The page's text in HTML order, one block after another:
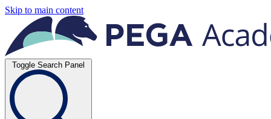
Skip to main content
Toggle Search Panel